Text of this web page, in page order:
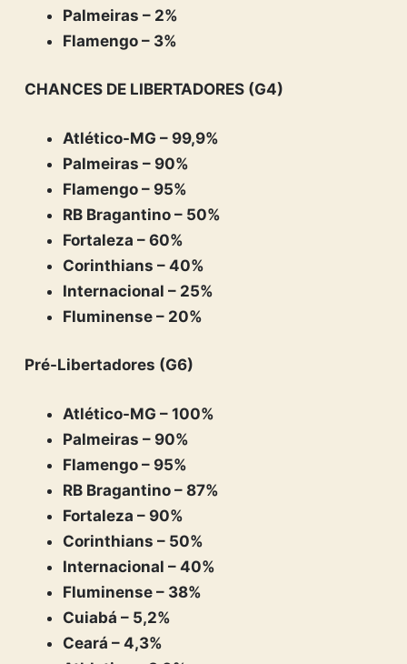
Palmeiras – 2%
Flamengo – 3%
CHANCES DE LIBERTADORES (G4)
Atlético-MG – 99,9%
Palmeiras – 90%
Flamengo – 95%
RB Bragantino – 50%
Fortaleza – 60%
Corinthians – 40%
Internacional – 25%
Fluminense – 20%
Pré-Libertadores (G6)
Atlético-MG – 100%
Palmeiras – 90%
Flamengo – 95%
RB Bragantino – 87%
Fortaleza – 90%
Corinthians – 50%
Internacional – 40%
Fluminense – 38%
Cuiabá – 5,2%
Ceará – 4,3%